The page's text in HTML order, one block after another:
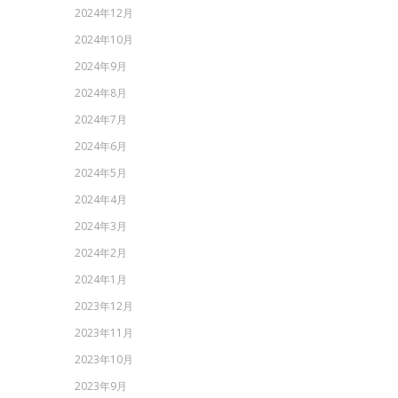
2024年12月
2024年10月
2024年9月
2024年8月
2024年7月
2024年6月
2024年5月
2024年4月
2024年3月
2024年2月
2024年1月
2023年12月
2023年11月
2023年10月
2023年9月